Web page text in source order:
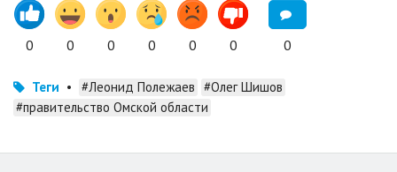
0 0 0 0 0 0 0
Теги • #Леонид Полежаев #Олег Шишов
#правительство Омской области